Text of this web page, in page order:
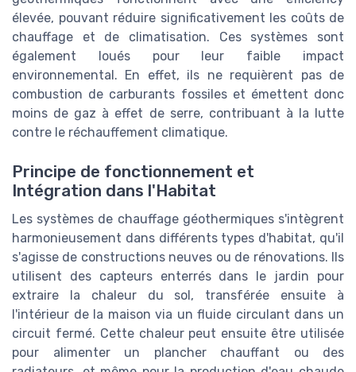
élevée, pouvant réduire significativement les coûts de
chauffage et de climatisation. Ces systèmes sont
également loués pour leur faible impact
environnemental. En effet, ils ne requièrent pas de
combustion de carburants fossiles et émettent donc
moins de gaz à effet de serre, contribuant à la lutte
contre le réchauffement climatique.
Principe de fonctionnement et
Intégration dans l'Habitat
Les systèmes de chauffage géothermiques s'intègrent
harmonieusement dans différents types d'habitat, qu'il
s'agisse de constructions neuves ou de rénovations. Ils
utilisent des capteurs enterrés dans le jardin pour
extraire la chaleur du sol, transférée ensuite à
l'intérieur de la maison via un fluide circulant dans un
circuit fermé. Cette chaleur peut ensuite être utilisée
pour alimenter un plancher chauffant ou des